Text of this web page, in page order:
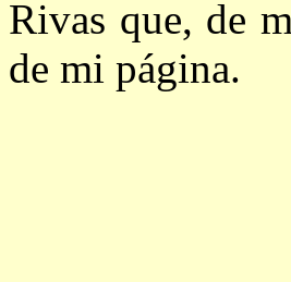
Rivas que, de
de mi página.